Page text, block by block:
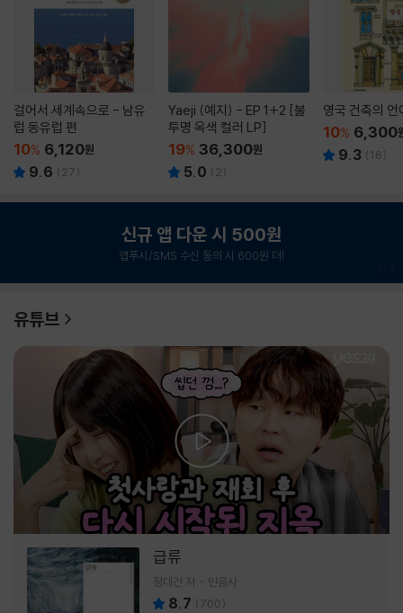
걸어서 세계속으로 - 남유
럽 동유럽 편
10% 6,120원
9.6 ( 27)
Yaeji (예지) - EP 1+2 [불
투명 옥색 컬러 LP]
19% 36,300원
5.0 ( 2)
영국 건축의 언
10% 6,300
9.3 (16)
신규 앱 다운 시 500원
앱푸시/SMS 수신 동의 시 600원 더!
유튜브
급류
정대건 저 민음사
8.7 (700)